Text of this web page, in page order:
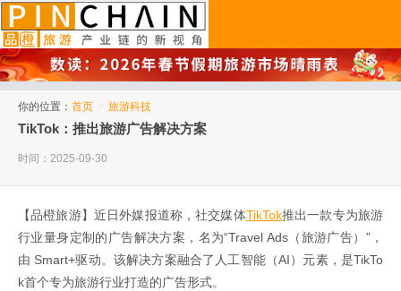
你的位置： 首页 > 旅游科技
TikTok：推出旅游广告解决方案
时间：2025-09-30
【品橙旅游】近日外媒报道称，社交媒体TikTok推出一款专为旅游
行业量身定制的广告解决方案，名为“Travel Ads（旅游广告）”，
由 Smart+驱动。该解决方案融合了人工智能（AI）元素，是TikTo
k首个专为旅游行业打造的广告形式。